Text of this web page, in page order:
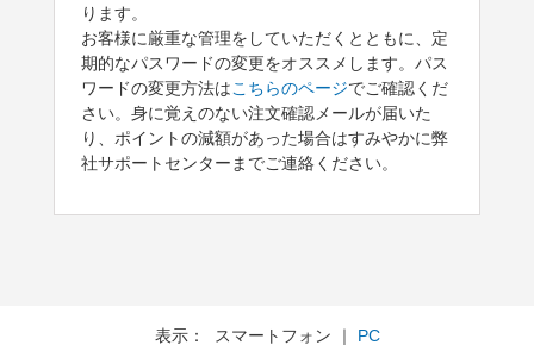
ります。
お客様に厳重な管理をしていただくとともに、定
期的なパスワードの変更をオススメします。パス
ワードの変更方法はこちらのページでご確認くだ
さい。身に覚えのない注文確認メールが届いた
り、ポイントの減額があった場合はすみやかに弊
社サポートセンターまでご連絡ください。
表示： スマートフォン ｜ PC